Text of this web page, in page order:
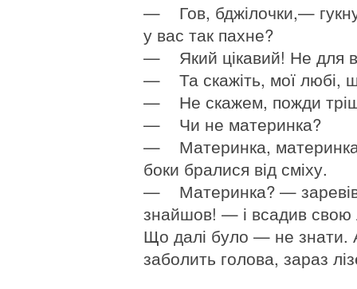
— Гов, бджілочки,—
у вас так пахне?
— Який цікавий! Не для
— Та скажіть, мої любі,
— Не скажем, пожди
— Чи не материнка?
— Материнка,
боки бралися від сміху.
— Материнка? — заревів
знайшов! — і всадив свою
Що далі було — не знати.
заболить голова, зараз